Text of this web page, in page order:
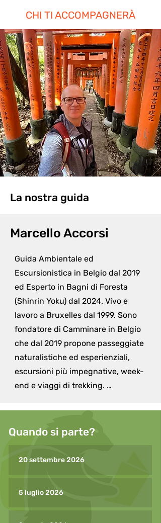
CHI TI ACCOMPAGNERÀ
La nostra guida
Marcello Accorsi
Guida Ambientale ed
Escursionistica in Belgio dal 2019
ed Esperto in Bagni di Foresta
(Shinrin Yoku) dal 2024. Vivo e
lavoro a Bruxelles dal 1999. Sono
fondatore di Camminare in Belgio
che dal 2019 propone passeggiate
naturalistiche ed esperienziali,
escursioni più impegnative, week-
end e viaggi di trekking.
facciamo intimamente parte. Sono
abruzzese, di Pescara e sin da
privilegio di conoscere il profumo
più alte degli Appennini.
Nella mia “vita precedente” sono
Quando si parte?
20 settembre 2026
5 luglio 2026